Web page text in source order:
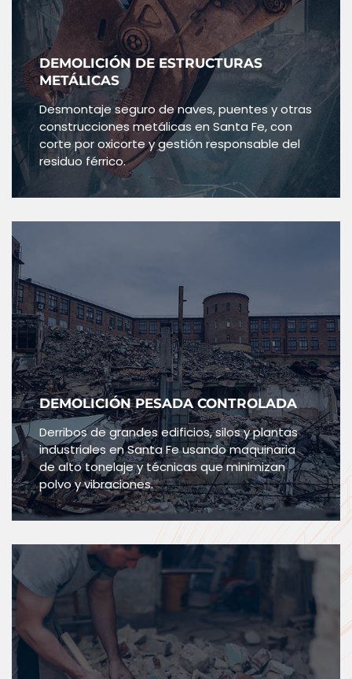
DEMOLICIÓN DE ESTRUCTURAS
METÁLICAS
Desmontaje seguro de naves, puentes y otras
construcciones metálicas en Santa Fe, con
corte por oxicorte y gestión responsable del
residuo férrico.
DEMOLICIÓN PESADA CONTROLADA
Derribos de grandes edificios, silos y plantas
industriales en Santa Fe usando maquinaria
de alto tonelaje y técnicas que minimizan
polvo y vibraciones.